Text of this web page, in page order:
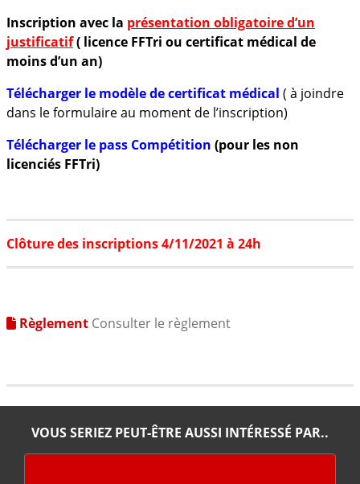
Inscription avec la présentation obligatoire d’un
justificatif( licence FFTri ou certificat médical de
moins d’un an)
Télécharger le modèle de certificat médical ( à joindre
dans le formulaire au moment de l’inscription)
Télécharger le pass Compétition (pour les non
licenciés FFTri)
Clôture des inscriptions 4/11/2021 à 24h
Règlement Consulter le règlement
VOUS SERIEZ PEUT-ÊTRE AUSSI INTÉRESSÉ PAR..